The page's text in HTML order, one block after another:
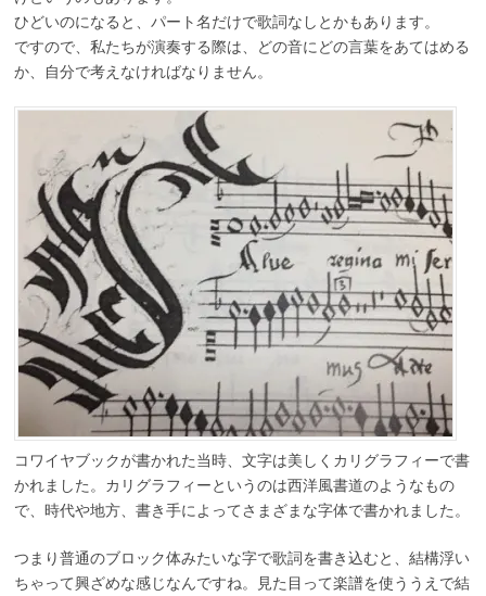
ひどいのになると、パート名だけで歌詞なしとかもあります。
ですので、私たちが演奏する際は、どの音にどの言葉をあてはめる
か、自分で考えなければなりません。
コワイヤブックが書かれた当時、文字は美しくカリグラフィーで書
かれました。カリグラフィーというのは西洋風書道のようなもの
で、時代や地方、書き手によってさまざまな字体で書かれました。
つまり普通のブロック体みたいな字で歌詞を書き込むと、結構浮い
ちゃって興ざめな感じなんですね。見た目って楽譜を使ううえで結